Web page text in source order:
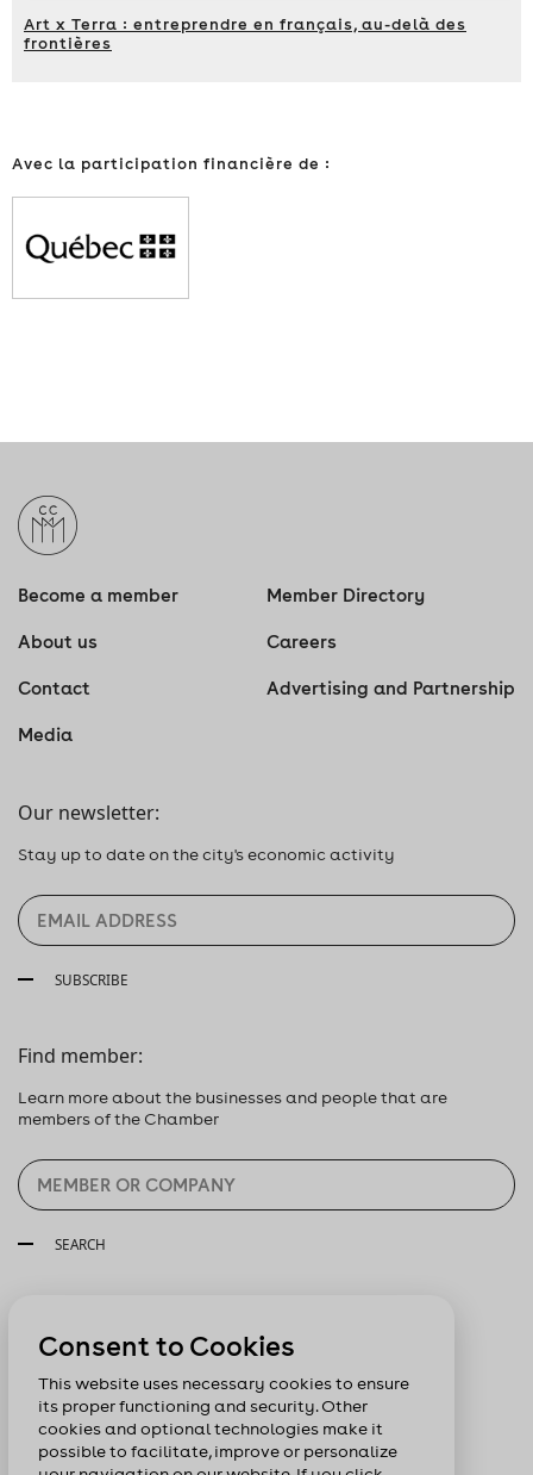
Art x Terra : entreprendre en français, au-delà des
frontières
Avec la participation financière de :
Become a member Member Directory
About us Careers
Contact Advertising and Partnership
Media
Our newsletter:
Stay up to date on the city's economic activity
SUBSCRIBE
Find member:
Learn more about the businesses and people that are
members of the Chamber
SEARCH
Consent to Cookies
This website uses necessary cookies to ensure
its proper functioning and security. Other
cookies and optional technologies make it
possible to facilitate, improve or personalize